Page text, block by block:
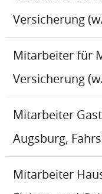
Versicherung
Mitarbeiter für
Versicherung
Mitarbeiter
Augsburg,
Mitarbeiter